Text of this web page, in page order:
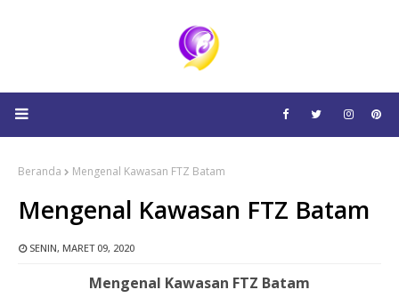
Beranda Mengenal Kawasan FTZ Batam
Mengenal Kawasan FTZ Batam
SENIN, MARET 09, 2020
Mengenal Kawasan FTZ Batam